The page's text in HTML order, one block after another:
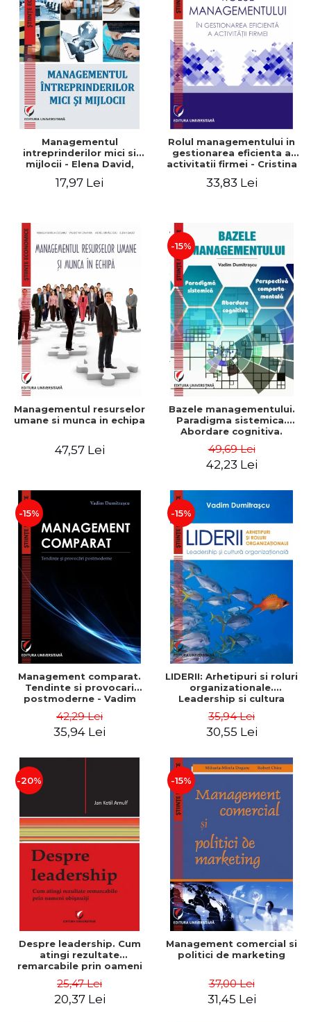
Managementul
intreprinderilor mici si
mijlocii - Elena David,
Roxana Carmen Ionescu,
17,97 Lei
Rolul managementului in
gestionarea eficienta a
activitatii firmei - Cristina
Gabriel Nastase, Mihaela-
33,83 Lei
Managementul resurselor
umane si munca in echipa
47,57 Lei
-15%
Bazele managementului.
Paradigma sistemica.
Abordare cognitiva.
comportamentala - Vadim
Dumitrascu
49,69 Lei
42,23 Lei
-15%
Management comparat.
Tendinte si provocari
postmoderne - Vadim
42,29 Lei
35,94 Lei
-15%
LIDERII: Arhetipuri si roluri
organizationale.
Leadership si cultura
Dumitrascu
35,94 Lei
30,55 Lei
-20%
Despre leadership. Cum
atingi rezultate
remarcabile prin oameni
25,47 Lei
20,37 Lei
-15%
Management comercial si
politici de marketing
37,00 Lei
31,45 Lei